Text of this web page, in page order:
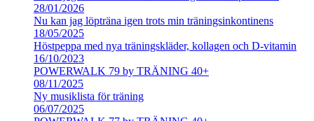
28/01/2026
Nu kan jag löpträna igen trots min träningsinkontinens
18/05/2025
Höstpeppa med nya träningskläder, kollagen och D-vitamin
16/10/2023
POWERWALK 79 by TRÄNING 40+
08/11/2025
Ny musiklista för träning
06/07/2025